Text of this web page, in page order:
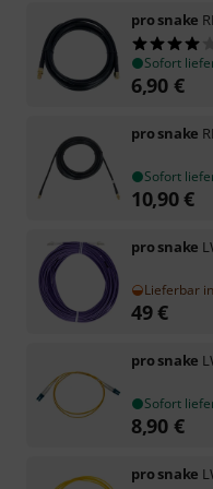
pro snake
Sofort
6,90 €
pro snake
Sofort
10,90€
pro snake
Lieferbar
49€
pro snake
Sofort
8,90 €
pro snake